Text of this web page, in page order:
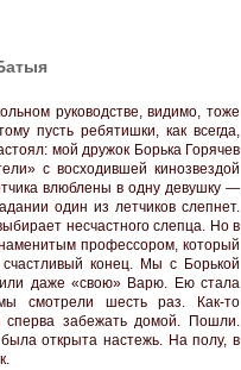
руководстве, видимо, тоже
пусть ребятишки, как всегда,
мой дружок Борька Горячев
с восходившей кинозвездой
влюблены в одну девушку —
один из летчиков слепнет.
несчастного слепца. Но в
профессором, который
конец. Мы с Борькой
даже «свою» Варю. Ею стала
смотрели шесть раз. Как-то
сперва забежать домой. Пошли.
открыта настежь. На полу, в